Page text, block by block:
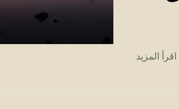
اقرأ المزيد